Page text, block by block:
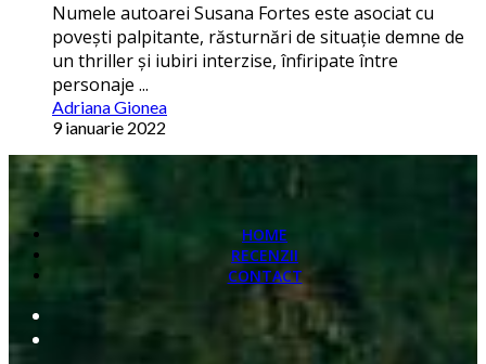
Numele autoarei Susana Fortes este asociat cu
povești palpitante, răsturnări de situaţie demne de
un thriller și iubiri interzise, înfiripate între
personaje ...
Adriana Gionea
9 ianuarie 2022
HOME
RECENZII
CONTACT